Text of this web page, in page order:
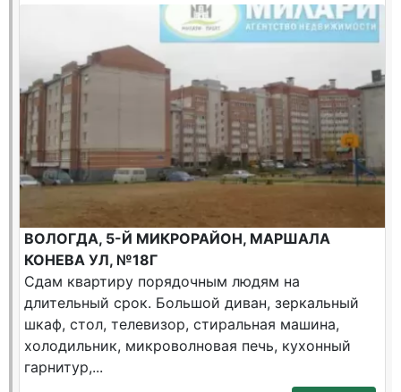
ВОЛОГДА, 5-Й МИКРОРАЙОН, МАРШАЛА
КОНЕВА УЛ, №18Г
Сдам квартиру порядочным людям на
длительный срок. Большой диван, зеркальный
шкаф, стол, телевизор, стиральная машина,
холодильник, микроволновая печь, кухонный
гарнитур,...